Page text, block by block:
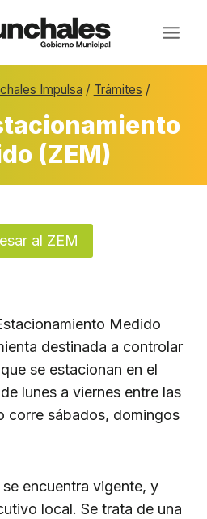
Impulsa / Trámites /
(ZEM)
al ZEM
Medido
destinada a controlar
se estacionan en el
lunes a viernes entre las
corre sábados, domingos
encuentra vigente, y
local. Se trata de una